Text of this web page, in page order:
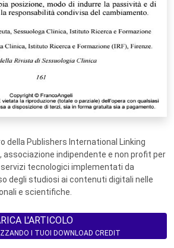
della Publishers International Linking
associazione indipendente e non profit per
tecnologici implementati da
degli studiosi ai contenuti digitali nelle
e scientifiche.
L'ARTICOLO
I TUOI DOWNLOAD CREDIT